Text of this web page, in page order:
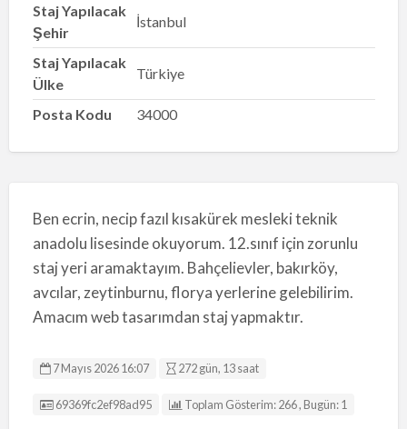
Staj Yapılacak
Şehir
İstanbul
Staj Yapılacak
Ülke
Türkiye
Posta Kodu 34000
Ben ecrin, necip fazıl kısakürek mesleki teknik
anadolu lisesinde okuyorum. 12.sınıf için zorunlu
staj yeri aramaktayım. Bahçelievler, bakırköy,
avcılar, zeytinburnu, florya yerlerine gelebilirim.
Amacım web tasarımdan staj yapmaktır.
7 Mayıs 2026 16:07 272 gün, 13 saat
Listing ID
69369fc2ef98ad95 Toplam Gösterim: 266 , Bugün: 1